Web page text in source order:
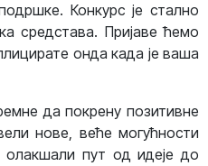
Конкурс је стално
средстава. Пријаве ћемо
онда када је ваша
да покрену позитивне
нове, веће могућности
пут од идеје до